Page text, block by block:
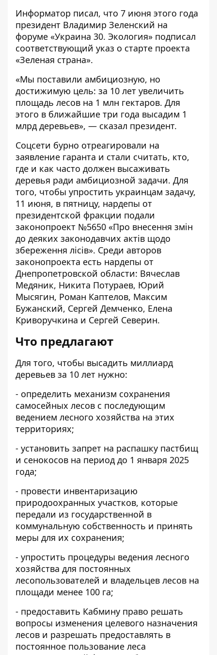
Информатор писал, что 7 июня этого года
президент Владимир Зеленский на
форуме «Украина 30. Экология» подписал
соответствующий указ о старте проекта
«Зеленая страна».
«Мы поставили амбициозную, но
достижимую цель: за 10 лет увеличить
площадь лесов на 1 млн гектаров. Для
этого в ближайшие три года высадим 1
млрд деревьев», — сказал президент.
Соцсети бурно отреагировали на
заявление гаранта и стали считать, кто,
где и как часто должен высаживать
деревья ради амбициозной задачи. Для
того, чтобы упростить украинцам задачу,
11 июня, в пятницу, нардепы от
президентской фракции подали
законопроект №5650 «Про внесення змін
до деяких законодавчих актів щодо
збереження лісів». Среди авторов
законопроекта есть нардепы от
Днепропетровской области: Вячеслав
Медяник, Никита Потураев, Юрий
Мысягин, Роман Каптелов, Максим
Бужанский, Сергей Демченко, Елена
Криворучкина и Сергей Северин.
Что предлагают
Для того, чтобы высадить миллиард
деревьев за 10 лет нужно:
- определить механизм сохранения
самосейных лесов с последующим
ведением лесного хозяйства на этих
территориях;
- установить запрет на распашку пастбищ
и сенокосов на период до 1 января 2025
года;
- провести инвентаризацию
природоохранных участков, которые
передали из государственной в
коммунальную собственность и принять
меры для их сохранения;
- упростить процедуры ведения лесного
хозяйства для постоянных
лесопользователей и владельцев лесов на
площади менее 100 га;
- предоставить Кабмину право решать
вопросы изменения целевого назначения
лесов и разрешать предоставлять в
постоянное пользование леса